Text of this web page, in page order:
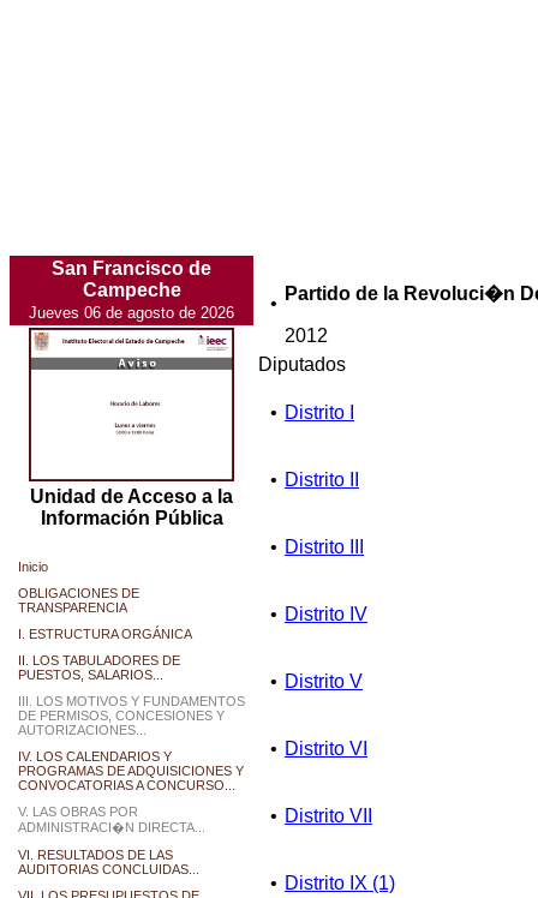
San Francisco de
Campeche
Jueves 06 de agosto de 2026
Unidad de Acceso a la
Información Pública
Inicio
OBLIGACIONES DE
TRANSPARENCIA
I. ESTRUCTURA ORGÁNICA
II. LOS TABULADORES DE
PUESTOS, SALARIOS...
III. LOS MOTIVOS Y FUNDAMENTOS
DE PERMISOS, CONCESIONES Y
AUTORIZACIONES...
IV. LOS CALENDARIOS Y
PROGRAMAS DE ADQUISICIONES Y
CONVOCATORIAS A CONCURSO...
V. LAS OBRAS POR
ADMINISTRACI�N DIRECTA...
VI. RESULTADOS DE LAS
AUDITORIAS CONCLUIDAS...
• Partido de la Revoluci�n
2012
Diputados
• Distrito I
• Distrito II
• Distrito III
• Distrito IV
• Distrito V
• Distrito VI
• Distrito VII
• Distrito IX (1)